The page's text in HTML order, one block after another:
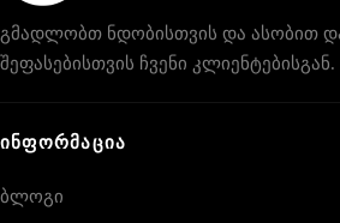
გმადლობთ ნდობისთვის და ასობით
შეფასებისთვის ჩვენი კლიენტებისგან.
ᲘᲜᲤᲝᲠᲛᲐᲪᲘᲐ
ბლოგი